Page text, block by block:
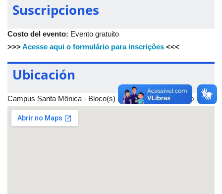
Suscripciones
Costo del evento: Evento gratuito
>>>Acesse aqui o formulário para inscrições <<<
Ubicación
Campus Santa Mônica - Bloco(s) 5O-A - Sala(s) Auditório